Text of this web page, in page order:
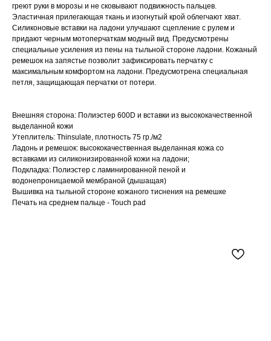
греют руки в морозы и не сковывают подвижность пальцев.
Эластичная прилегающая ткань и изогнутый крой облегчают хват.
Силиконовые вставки на ладони улучшают сцепление с рулем и
придают черным мотоперчаткам модный вид. Предусмотрены
специальные усиления из пены на тыльной стороне ладони. Кожаный
ремешок на запястье позволит зафиксировать перчатку с
максимальным комфортом на ладони. Предусмотрена специальная
петля, защищающая перчатки от потери.
Внешняя сторона: Полиэстер 600D и вставки из высококачественной
выделанной кожи
Утеплитель: Thinsulate, плотность 75 гр./м2
Ладонь и ремешок: высококачественная выделанная кожа со
вставками из силиконизированной кожи на ладони;
Подкладка: Полиэстер с ламинированной пеной и
водонепроницаемой мембраной (дышащая)
Вышивка на тыльной стороне кожаного тиснения на ремешке
Печать на среднем пальце - Touch pad